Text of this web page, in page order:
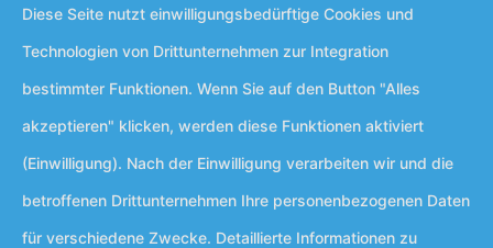
Diese Seite nutzt einwilligungsbedürftige Cookies und
Technologien von Drittunternehmen zur Integration
bestimmter Funktionen. Wenn Sie auf den Button "Alles
akzeptieren" klicken, werden diese Funktionen aktiviert
(Einwilligung). Nach der Einwilligung verarbeiten wir und die
betroffenen Drittunternehmen Ihre personenbezogenen Daten
für verschiedene Zwecke. Detaillierte Informationen zu